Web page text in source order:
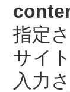
指定
サイ
入力